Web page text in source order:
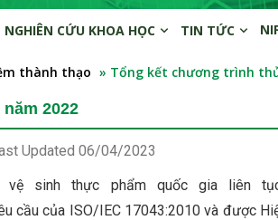
NGHIÊN CỨU KHOA HỌC TIN TỨC
thành thạo » Tổng kết chương trình
2022
Updated 06/04/2023
vệ sinh thực phẩm quốc gia liên
cầu của ISO/IEC 17043:2010 và được